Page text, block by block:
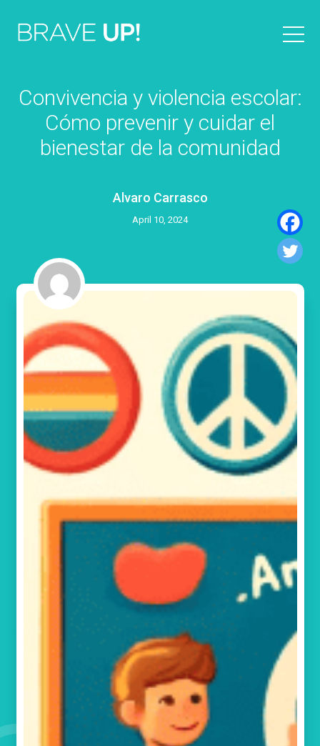
Convivencia y violencia escolar:
Cómo prevenir y cuidar el
bienestar de la comunidad
Alvaro Carrasco
April 10, 2024